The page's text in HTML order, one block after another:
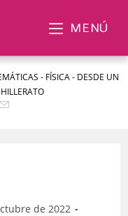
- FÍSICA - DESDE UN
MENÚ
de 2022